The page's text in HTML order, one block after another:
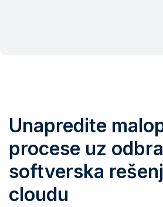
Unapredite
procese uz
softverska
cloudu